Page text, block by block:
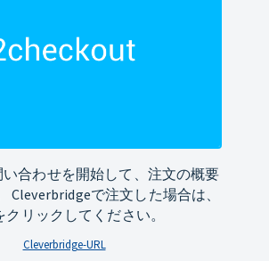
い合わせを開始して、注文の概要
Cleverbridgeで注文した場合は、
クリックしてください。
Cleverbridge-URL